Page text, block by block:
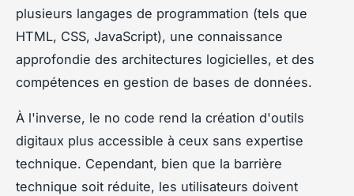
plusieurs langages de programmation (tels que
HTML, CSS, JavaScript), une connaissance
approfondie des architectures logicielles, et des
compétences en gestion de bases de données.
À l'inverse, le no code rend la création d'outils
digitaux plus accessible à ceux sans expertise
technique. Cependant, bien que la barrière
technique soit réduite, les utilisateurs doivent